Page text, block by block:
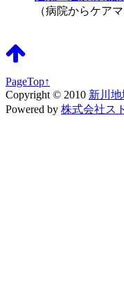
（病院からケア
PageTop↑
Copyright © 2010 新川
Powered by 株式会社ス